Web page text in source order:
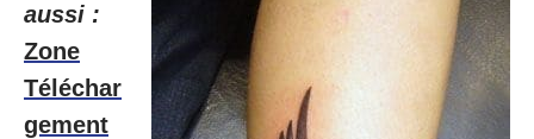
aussi :
Zone
Téléchar
gement